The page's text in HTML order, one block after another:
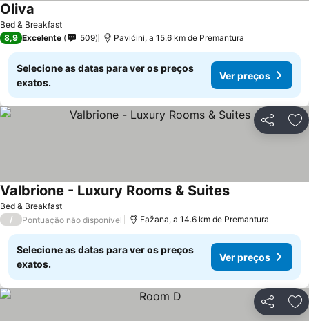
Bed & Breakfast
Oliva
8,9 Excelente 509 Pavićini, a 15.6 km de Premantura
Selecione as datas para ver os preços
exatos.
Ver preços
Partilhar
Bed & Breakfast
Valbrione - Luxury Rooms & Suites
/ Pontuação não disponível Fažana, a 14.6 km de Premantura
Selecione as datas para ver os preços
exatos.
Ver preços
Partilhar